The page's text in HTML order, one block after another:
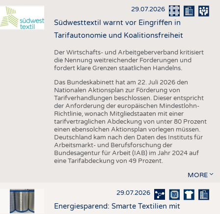
29.07.2026
Südwesttextil warnt vor Eingriffen in
Tarifautonomie und Koalitionsfreiheit
Der Wirtschafts- und Arbeitgeberverband kritisiert
die Nennung weitreichender Forderungen und
fordert klare Grenzen staatlichen Handelns.
Das Bundeskabinett hat am 22. Juli 2026 den
Nationalen Aktionsplan zur Förderung von
Tarifverhandlungen beschlossen. Dieser entspricht
der Anforderung der europäischen Mindestlohn-
Richtlinie, wonach Mitgliedstaaten mit einer
tarifvertraglichen Abdeckung von unter 80 Prozent
einen ebensolchen Aktionsplan vorlegen müssen.
Deutschland kam nach den Daten des Instituts für
Arbeitsmarkt- und Berufsforschung der
Bundesagentur für Arbeit (IAB) im Jahr 2024 auf
eine Tarifabdeckung von 49 Prozent.
MORE
29.07.2026
Energiesparend: Smarte Textilien mit